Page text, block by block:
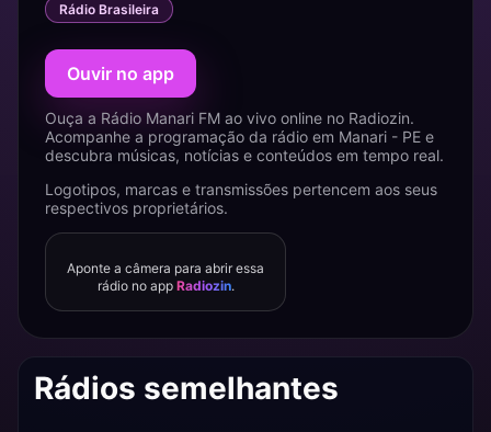
Rádio Brasileira
Ouvir no app
Ouça a Rádio Manari FM ao vivo online no Radiozin.
Acompanhe a programação da rádio em Manari - PE e
descubra músicas, notícias e conteúdos em tempo real.
Logotipos, marcas e transmissões pertencem aos seus
respectivos proprietários.
Aponte a câmera para abrir essa
rádio no app Radiozin.
Rádios semelhantes